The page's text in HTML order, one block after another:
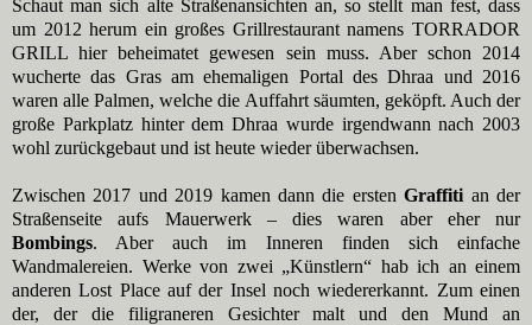
Schaut man sich alte Straßenansichten an, so stellt man fest, dass
um 2012 herum ein großes Grillrestaurant namens TORRADOR
GRILL hier beheimatet gewesen sein muss. Aber schon 2014
wucherte das Gras am ehemaligen Portal des Dhraa und 2016
waren alle Palmen, welche die Auffahrt säumten, geköpft. Auch der
große Parkplatz hinter dem Dhraa wurde irgendwann nach 2003
wohl zurückgebaut und ist heute wieder überwachsen.
Zwischen 2017 und 2019 kamen dann die erstenGraffiti an der
Straßenseite aufs Mauerwerk – dies waren aber eher nur
Bombings. Aber auch im Inneren finden sich einfache
Wandmalereien. Werke von zwei „Künstlern“ hab ich an einem
anderen Lost Place auf der Insel noch wiedererkannt. Zum einen
der, der die filigraneren Gesichter malt und den Mund an